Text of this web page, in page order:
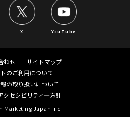
X YouTube
わせ
サイトマップ
のご利用について
の取り扱いについて
クセシビリティ―方針
Marketing Japan Inc.